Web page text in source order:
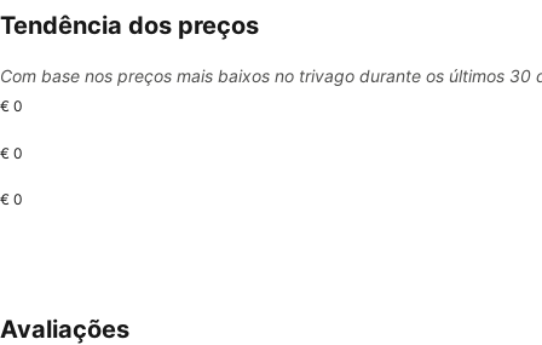
Tendência dos preços
Com base nos preços mais baixos no trivago durante os últimos 30
€ 0
€ 0
€ 0
Avaliações